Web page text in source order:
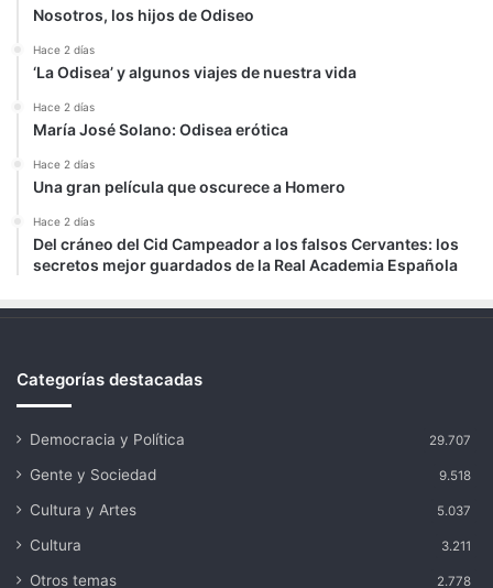
Nosotros, los hijos de Odiseo
Hace 2 días
‘La Odisea’ y algunos viajes de nuestra vida
Hace 2 días
María José Solano: Odisea erótica
Hace 2 días
Una gran película que oscurece a Homero
Hace 2 días
Del cráneo del Cid Campeador a los falsos Cervantes: los
secretos mejor guardados de la Real Academia Española
Categorías destacadas
Democracia y Política 29.707
Gente y Sociedad 9.518
Cultura y Artes 5.037
Cultura 3.211
Otros temas 2.778